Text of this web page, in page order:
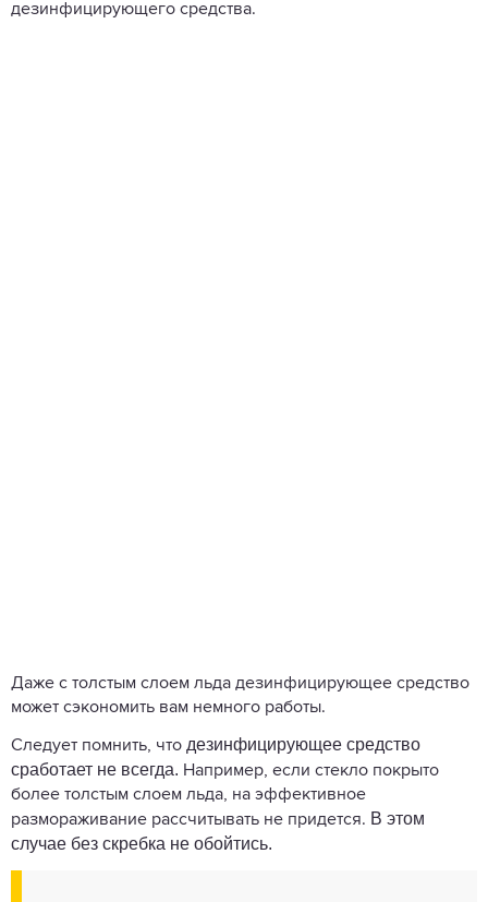
дезинфицирующего средства.
Даже с толстым слоем льда дезинфицирующее средство
может сэкономить вам немного работы.
Следует помнить, что дезинфицирующее средство
сработает не всегда. Например, если стекло покрыто
более толстым слоем льда, на эффективное
размораживание рассчитывать не придется. В этом
случае без скребка не обойтись.